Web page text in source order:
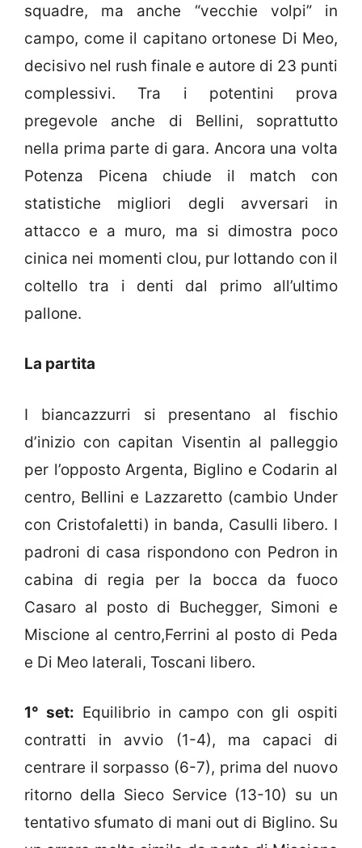
squadre, ma anche “vecchie volpi” in
campo, come il capitano ortonese Di Meo,
decisivo nel rush finale e autore di 23 punti
complessivi. Tra i potentini prova
pregevole anche di Bellini, soprattutto
nella prima parte di gara. Ancora una volta
Potenza Picena chiude il match con
statistiche migliori degli avversari in
attacco e a muro, ma si dimostra poco
cinica nei momenti clou, pur lottando con il
coltello tra i denti dal primo all’ultimo
pallone.
La partita
I biancazzurri si presentano al fischio
d’inizio con capitan Visentin al palleggio
per l’opposto Argenta, Biglino e Codarin al
centro, Bellini e Lazzaretto (cambio Under
con Cristofaletti) in banda, Casulli libero. I
padroni di casa rispondono con Pedron in
cabina di regia per la bocca da fuoco
Casaro al posto di Buchegger, Simoni e
Miscione al centro,Ferrini al posto di Peda
e Di Meo laterali, Toscani libero.
1° set: Equilibrio in campo con gli ospiti
contratti in avvio (1-4), ma capaci di
centrare il sorpasso (6-7), prima del nuovo
ritorno della Sieco Service (13-10) su un
tentativo sfumato di mani out di Biglino. Su